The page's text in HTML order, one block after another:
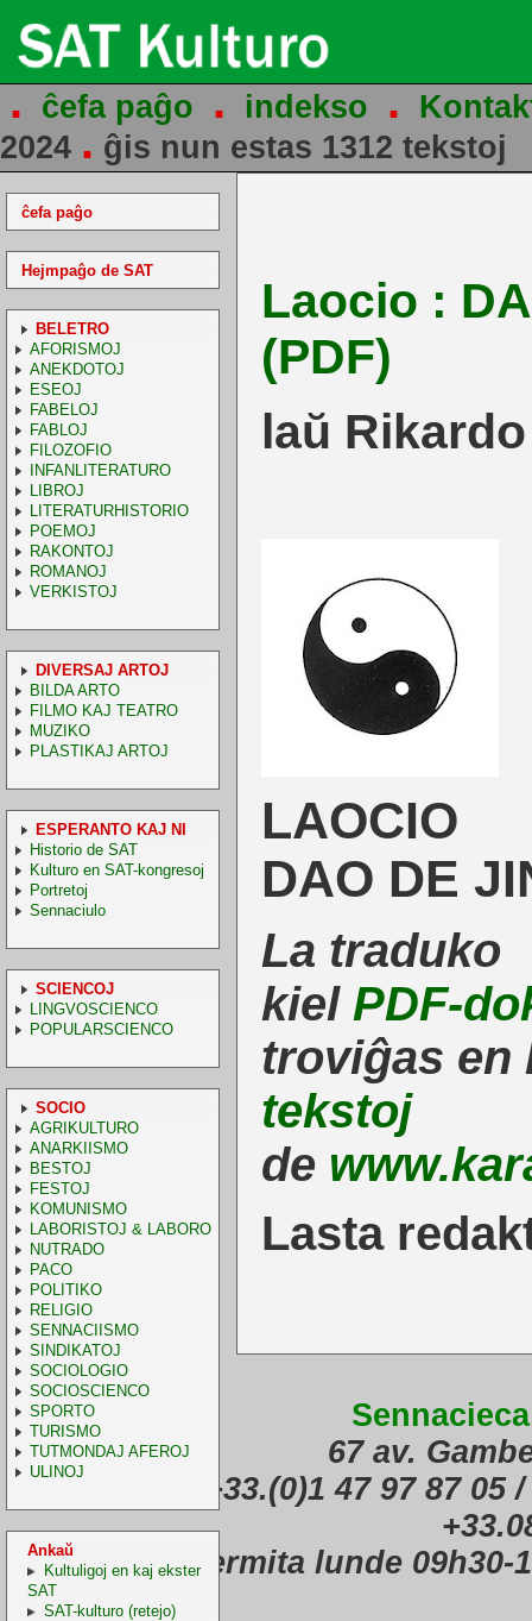
. ĉefa paĝo . indekso .
2024 . ĝis nun estas 1312 tekstoj
ĉefa paĝo
Hejmpaĝo de SAT
BELETRO
AFORISMOJ
ANEKDOTOJ
ESEOJ
FABELOJ
FABLOJ
FILOZOFIO
INFANLITERATURO
LIBROJ
LITERATURHISTORIO
POEMOJ
RAKONTOJ
ROMANOJ
VERKISTOJ
DIVERSAJ ARTOJ
BILDA ARTO
FILMO KAJ TEATRO
MUZIKO
PLASTIKAJ ARTOJ
ESPERANTO KAJ NI
Historio de SAT
Kulturo en SAT-kongresoj
Portretoj
Sennaciulo
SCIENCOJ
LINGVOSCIENCO
POPULARSCIENCO
SOCIO
AGRIKULTURO
ANARKIISMO
BESTOJ
FESTOJ
KOMUNISMO
LABORISTOJ & LABORO
NUTRADO
PACO
POLITIKO
RELIGIO
SENNACIISMO
SINDIKATOJ
SOCIOLOGIO
SOCIOSCIENCO
SPORTO
TURISMO
TUTMONDAJ AFEROJ
ULINOJ
Ankaŭ
Kultuligoj en kaj ekster
SAT
SAT-kulturo (retejo)
Laocio :
(PDF)
laŭ
LAOCIO
DAO DE
La traduko
kiel PDF-
troviĝas en
tekstoj
de
Lasta
67 av.
(telefono) +33.(0)1 47 97 87 05
Oficejo malfermita lunde